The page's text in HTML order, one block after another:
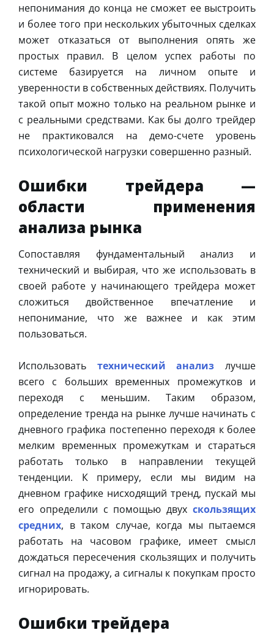
непонимания до конца не сможет ее выстроить
и более того при нескольких убыточных сделках
может отказаться от выполнения опять же
простых правил. В целом успех работы по
системе базируется на личном опыте и
уверенности в собственных действиях. Получить
такой опыт можно только на реальном рынке и
с реальными средствами. Как бы долго трейдер
не практиковался на демо-счете уровень
психологической нагрузки совершенно разный.
Ошибки трейдера —
области применения
анализа рынка
Сопоставляя фундаментальный анализ и
технический и выбирая, что же использовать в
своей работе у начинающего трейдера может
сложиться двойственное впечатление и
непонимание, что же важнее и как этим
пользоваться.
Использовать технический анализ лучше
всего с больших временных промежутков и
переходя с меньшим. Таким образом,
определение тренда на рынке лучше начинать с
дневного графика постепенно переходя к более
мелким временных промежуткам и стараться
работать только в направлении текущей
тенденции. К примеру, если мы видим на
дневном графике нисходящий тренд, пускай мы
его определили с помощью двух скользящих
средних, в таком случае, когда мы пытаемся
работать на часовом графике, имеет смысл
дождаться пересечения скользящих и получить
сигнал на продажу, а сигналы к покупкам просто
игнорировать.
Ошибки трейдера